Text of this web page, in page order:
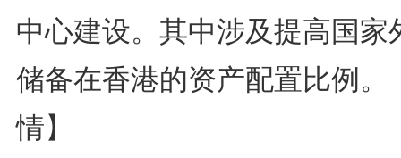
中心建设。其中涉及提高国家
储备在香港的资产配置比例。
情】